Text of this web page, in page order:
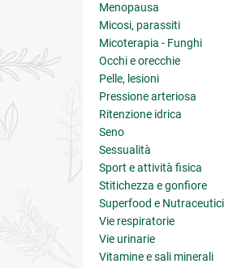
Menopausa
Micosi, parassiti
Micoterapia - Funghi
Occhi e orecchie
Pelle, lesioni
Pressione arteriosa
Ritenzione idrica
Seno
Sessualità
Sport e attività fisica
Stitichezza e gonfiore
Superfood e Nutraceutici
Vie respiratorie
Vie urinarie
Vitamine e sali minerali
foglie Bio
Equiseto
€ 5.20